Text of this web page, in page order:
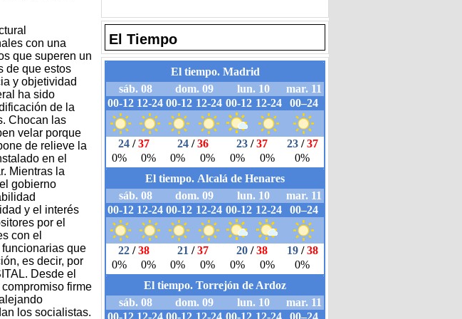
con una
que superen un
de que estos
y objetividad
ha sido
de la
Chocan las
velar porque
de relieve la
en el
Mientras la
gobierno
y el interés
por el
con el
que
es decir, por
Desde el
firme
los socialistas.
El Tiempo